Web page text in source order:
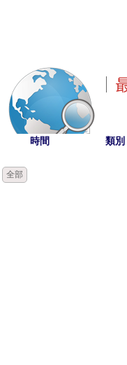
時間 類別
全部